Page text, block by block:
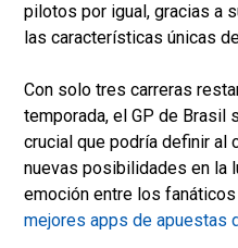
pilotos por igual, gracias a
las características únicas
Con solo tres carreras
temporada, el GP de Brasil
crucial que podría definir al
nuevas posibilidades en la
emoción entre los
mejores apps de apuestas